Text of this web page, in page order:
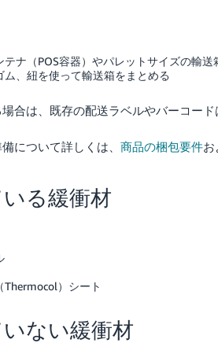
テナ（POS容器）やパレットサイズの輸
ム、紐を使って輸送箱をまとめる
合は、既存の配送ラベルやバーコー
について詳しくは、 商品の梱包要件お
る緩衝材
Thermocol）シート
ない緩衝材